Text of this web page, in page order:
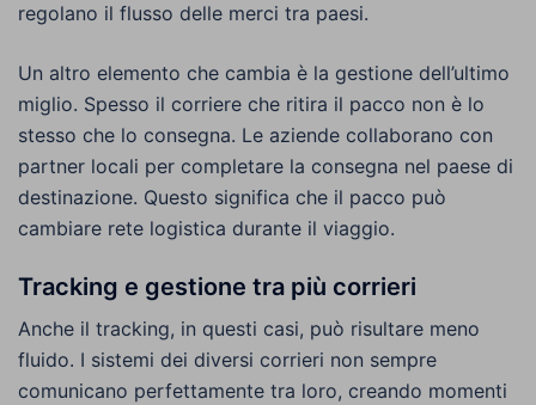
regolano il flusso delle merci tra paesi.
Un altro elemento che cambia è la gestione dell’ultimo
miglio. Spesso il corriere che ritira il pacco non è lo
stesso che lo consegna. Le aziende collaborano con
partner locali per completare la consegna nel paese di
destinazione. Questo significa che il pacco può
cambiare rete logistica durante il viaggio.
Tracking e gestione tra più corrieri
Anche il tracking, in questi casi, può risultare meno
fluido. I sistemi dei diversi corrieri non sempre
comunicano perfettamente tra loro, creando momenti